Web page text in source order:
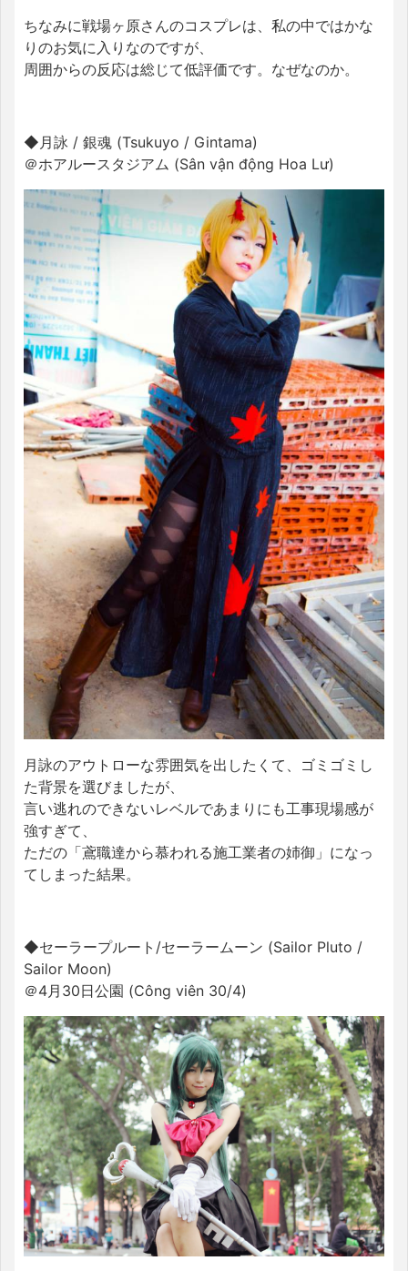
ちなみに戦場ヶ原さんのコスプレは、私の中ではかな
りのお気に入りなのですが、
周囲からの反応は総じて低評価です。なぜなのか。
◆月詠 / 銀魂 (Tsukuyo / Gintama)
＠ホアルースタジアム (Sân vận động Hoa Lư)
月詠のアウトローな雰囲気を出したくて、ゴミゴミし
た背景を選びましたが、
言い逃れのできないレベルであまりにも工事現場感が
強すぎて、
ただの「鳶職達から慕われる施工業者の姉御」になっ
てしまった結果。
◆セーラープルート/セーラームーン (Sailor Pluto /
Sailor Moon)
＠4月30日公園 (Công viên 30/4)